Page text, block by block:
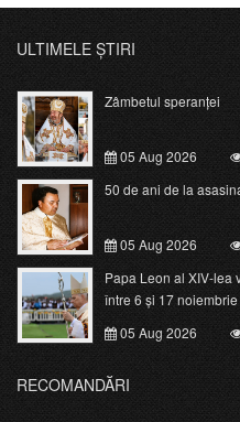
ULTIMELE ȘTIRI
Zâmbetul speranței
05 Aug 2026
50 de ani de la
05 Aug 2026
Papa Leon al XIV-lea
între 6 și 17
05 Aug 2026
RECOMANDĂRI